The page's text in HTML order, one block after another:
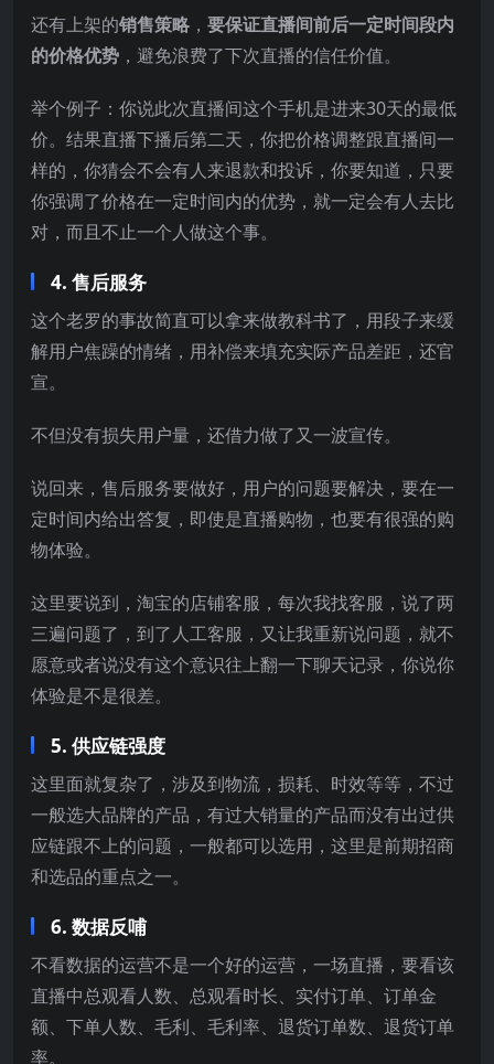
还有上架的销售策略 ， 要保证直播间前后一定时间段内
的价格优势 ，避免浪费了下次直播的信任价值。
举个例子：你说此次直播间这个手机是进来30天的最低
价。结果直播下播后第二天，你把价格调整跟直播间一
样的，你猜会不会有人来退款和投诉，你要知道，只要
你强调了价格在一定时间内的优势，就一定会有人去比
对，而且不止一个人做这个事。
4. 售后服务
这个老罗的事故简直可以拿来做教科书了，用段子来缓
解用户焦躁的情绪，用补偿来填充实际产品差距，还官
宣。
不但没有损失用户量，还借力做了又一波宣传。
说回来，售后服务要做好，用户的问题要解决，要在一
定时间内给出答复，即使是直播购物，也要有很强的购
物体验。
这里要说到，淘宝的店铺客服，每次我找客服，说了两
三遍问题了，到了人工客服，又让我重新说问题，就不
愿意或者说没有这个意识往上翻一下聊天记录，你说你
体验是不是很差。
5. 供应链强度
这里面就复杂了，涉及到物流，损耗、时效等等，不过
一般选大品牌的产品，有过大销量的产品而没有出过供
应链跟不上的问题，一般都可以选用，这里是前期招商
和选品的重点之一。
6. 数据反哺
不看数据的运营不是一个好的运营，一场直播，要看该
直播中总观看人数、总观看时长、实付订单、订单金
额、下单人数、毛利、毛利率、退货订单数、退货订单
率。